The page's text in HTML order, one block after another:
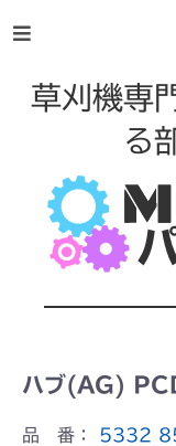
草刈機専
る
ハブ(AG)
品 番：
5332